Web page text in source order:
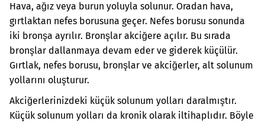
Hava, ağız veya burun yoluyla solunur. Oradan hava,
gırtlaktan nefes borusuna geçer. Nefes borusu sonunda
iki bronşa ayrılır. Bronşlar akciğere açılır. Bu sırada
bronşlar dallanmaya devam eder ve giderek küçülür.
Gırtlak, nefes borusu, bronşlar ve akciğerler, alt solunum
yollarını oluşturur.
Akciğerlerinizdeki küçük solunum yolları daralmıştır.
Küçük solunum yolları da kronik olarak iltihaplıdır. Böyle